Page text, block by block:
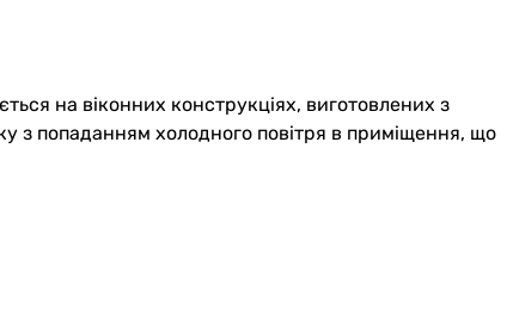
на віконних конструкціях, виготовлених з
з попаданням холодного повітря в приміщення, що